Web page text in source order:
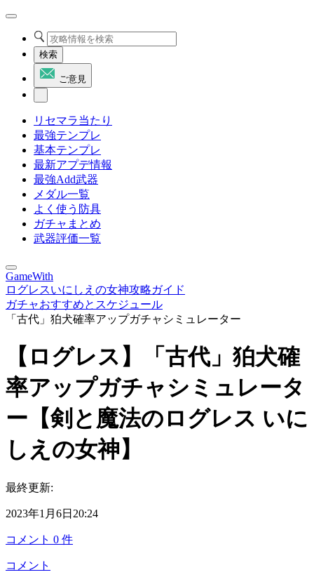
検索
ご意見
リセマラ当たり
最強テンプレ
基本テンプレ
最新アプデ情報
最強Add武器
メダル一覧
よく使う防具
ガチャまとめ
武器評価一覧
GameWith
ログレスいにしえの女神攻略ガイド
ガチャおすすめとスケジュール
「古代」狛犬確率アップガチャシミュレーター
【ログレス】「古代」狛犬確
率アップガチャシミュレータ
ー【剣と魔法のログレス いに
しえの女神】
最終更新:
2023年1月6日20:24
コメント 0 件
コメント